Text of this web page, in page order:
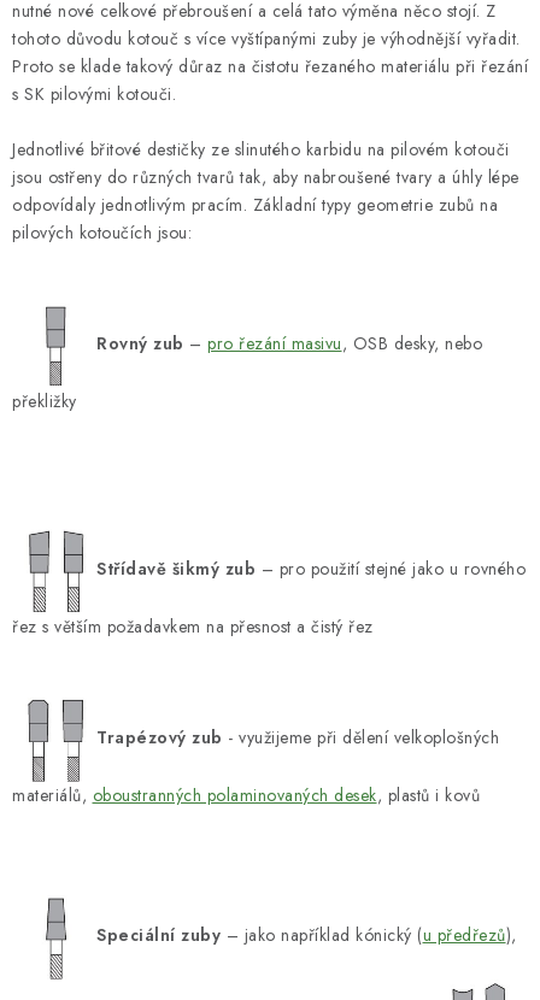
nutné nové celkové přebroušení a celá tato výměna něco stojí. Z
tohoto důvodu kotouč s více vyštípanými zuby je výhodnější vyřadit.
Proto se klade takový důraz na čistotu řezaného materiálu při řezání
s SK pilovými kotouči.
Jednotlivé břitové destičky ze slinutého karbidu na pilovém kotouči
jsou ostřeny do různých tvarů tak, aby nabroušené tvary a úhly lépe
odpovídaly jednotlivým pracím. Základní typy geometrie zubů na
pilových kotoučích jsou:
Rovný zub – pro řezání masivu, OSB desky, nebo
překližky
Střídavě šikmý zub – pro použití stejné jako u rovného
řez s větším požadavkem na přesnost a čistý řez
Trapézový zub - využijeme při dělení velkoplošných
materiálů, oboustranných polaminovaných desek, plastů i kovů
Speciální zuby – jako například kónický (u předřezů),